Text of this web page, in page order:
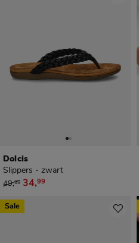
Dolcis
Slippers - zwart
van € 49,99 voor € 34,99
49,99 34,99
Sale